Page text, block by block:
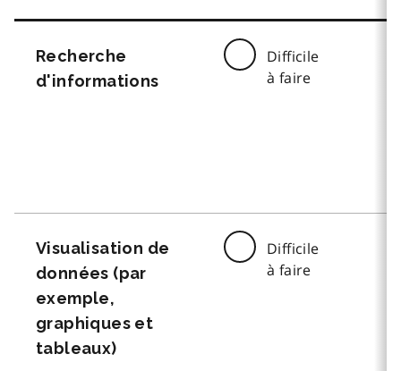
Recherche
d'informations
Difficile
à faire
Visualisation de
données (par
exemple,
graphiques et
tableaux)
Difficile
à faire